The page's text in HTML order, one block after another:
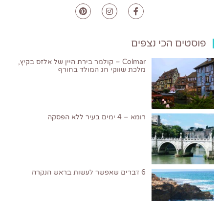
פוסטים הכי נצפים
Colmar – קולמר בירת היין של אלזס בקיץ,
מלכת שווקי חג המולד בחורף
רומא – 4 ימים בעיר ללא הפסקה
6 דברים שאפשר לעשות בראש הנקרה